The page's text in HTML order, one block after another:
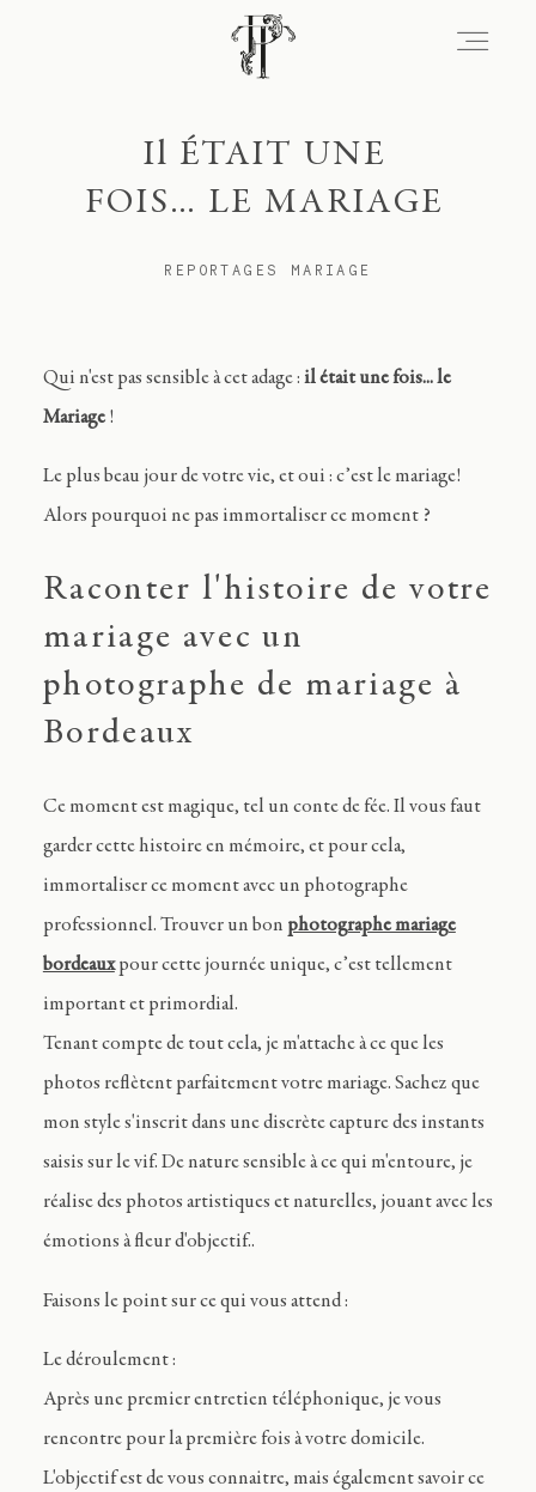
Il ÉTAIT UNE
FOIS… LE MARIAGE
REPORTAGES MARIAGE
Qui n'est pas sensible à cet adage : il était une fois... le
Mariage!
Le plus beau jour de votre vie, et oui : c’est le mariage!
Alors pourquoi ne pas immortaliser ce moment ?
Raconter l'histoire de votre
mariage avec un
photographe de mariage à
Bordeaux
Ce moment est magique, tel un conte de fée. Il vous faut
garder cette histoire en mémoire, et pour cela,
immortaliser ce moment avec un photographe
professionnel. Trouver un bon photographe mariage
bordeauxpour cette journée unique, c’est tellement
important et primordial.
Tenant compte de tout cela, je m'attache à ce que les
photos reflètent parfaitement votre mariage. Sachez que
mon style s'inscrit dans une discrète capture des instants
saisis sur le vif. De nature sensible à ce qui m'entoure, je
réalise des photos artistiques et naturelles, jouant avec les
émotions à fleur d'objectif..
Faisons le point sur ce qui vous attend :
Le déroulement :
Après une premier entretien téléphonique, je vous
rencontre pour la première fois à votre domicile.
L'objectif est de vous connaitre, mais également savoir ce
Signature
Contact